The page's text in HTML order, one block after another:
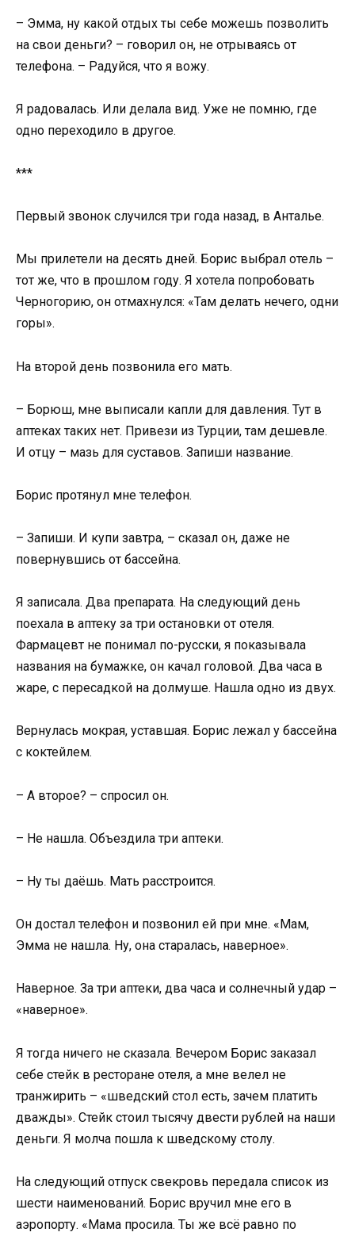
– Эмма, ну какой отдых ты себе можешь позволить
на свои деньги? – говорил он, не отрываясь от
телефона. – Радуйся, что я вожу.
Я радовалась. Или делала вид. Уже не помню, где
одно переходило в другое.
***
Первый звонок случился три года назад, в Анталье.
Мы прилетели на десять дней. Борис выбрал отель –
тот же, что в прошлом году. Я хотела попробовать
Черногорию, он отмахнулся: «Там делать нечего, одни
горы».
На второй день позвонила его мать.
– Борюш, мне выписали капли для давления. Тут в
аптеках таких нет. Привези из Турции, там дешевле.
И отцу – мазь для суставов. Запиши название.
Борис протянул мне телефон.
– Запиши. И купи завтра, – сказал он, даже не
повернувшись от бассейна.
Я записала. Два препарата. На следующий день
поехала в аптеку за три остановки от отеля.
Фармацевт не понимал по-русски, я показывала
названия на бумажке, он качал головой. Два часа в
жаре, с пересадкой на долмуше. Нашла одно из двух.
Вернулась мокрая, уставшая. Борис лежал у бассейна
с коктейлем.
– А второе? – спросил он.
– Не нашла. Объездила три аптеки.
– Ну ты даёшь. Мать расстроится.
Он достал телефон и позвонил ей при мне. «Мам,
Эмма не нашла. Ну, она старалась, наверное».
Наверное. За три аптеки, два часа и солнечный удар –
«наверное».
Я тогда ничего не сказала. Вечером Борис заказал
себе стейк в ресторане отеля, а мне велел не
транжирить – «шведский стол есть, зачем платить
дважды». Стейк стоил тысячу двести рублей на наши
деньги. Я молча пошла к шведскому столу.
На следующий отпуск свекровь передала список из
шести наименований. Борис вручил мне его в
аэропорту. «Мама просила. Ты же всё равно по